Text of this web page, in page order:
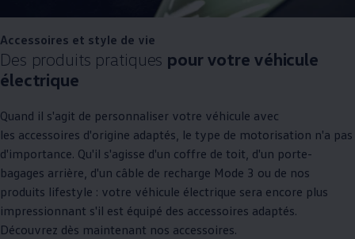
Accessoires et style de vie
Des produits pratiques pour votre véhicule
électrique
Quand il s'agit de personnaliser votre véhicule avec
les accessoires d'origine adaptés, le type de motorisation n'a pas
d'importance. Qu'il s'agisse d'un coffre de toit, d'un porte-
bagages arrière, d'un câble de recharge Mode 3 ou de nos
produits lifestyle : votre véhicule électrique sera encore plus
impressionnant s'il est équipé des accessoires adaptés.
Découvrez dès maintenant nos accessoires.